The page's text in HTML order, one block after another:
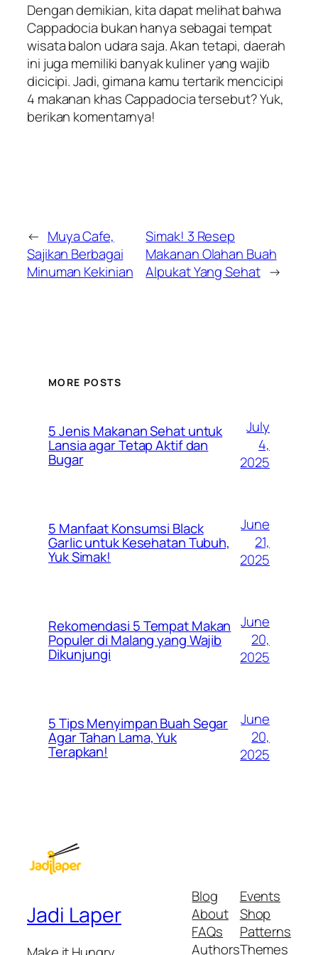
Dengan demikian, kita dapat melihat bahwa
Cappadocia bukan hanya sebagai tempat
wisata balon udara saja. Akan tetapi, daerah
ini juga memiliki banyak kuliner yang wajib
dicicipi. Jadi, gimana kamu tertarik mencicipi
4 makanan khas Cappadocia tersebut? Yuk,
berikan komentarnya!
← Muya Cafe,
Sajikan Berbagai
Minuman Kekinian
Simak! 3 Resep
Makanan Olahan Buah
Alpukat Yang Sehat →
MORE POSTS
5 Jenis Makanan Sehat untuk
Lansia agar Tetap Aktif dan
Bugar
July
4,
2025
5 Manfaat Konsumsi Black
Garlic untuk Kesehatan Tubuh,
Yuk Simak!
June
21,
2025
Rekomendasi 5 Tempat Makan
Populer di Malang yang Wajib
Dikunjungi
June
20,
2025
5 Tips Menyimpan Buah Segar
Agar Tahan Lama, Yuk
Terapkan!
June
20,
2025
Jadi Laper
Blog
About
FAQs
Authors
Events
Shop
Patterns
Themes